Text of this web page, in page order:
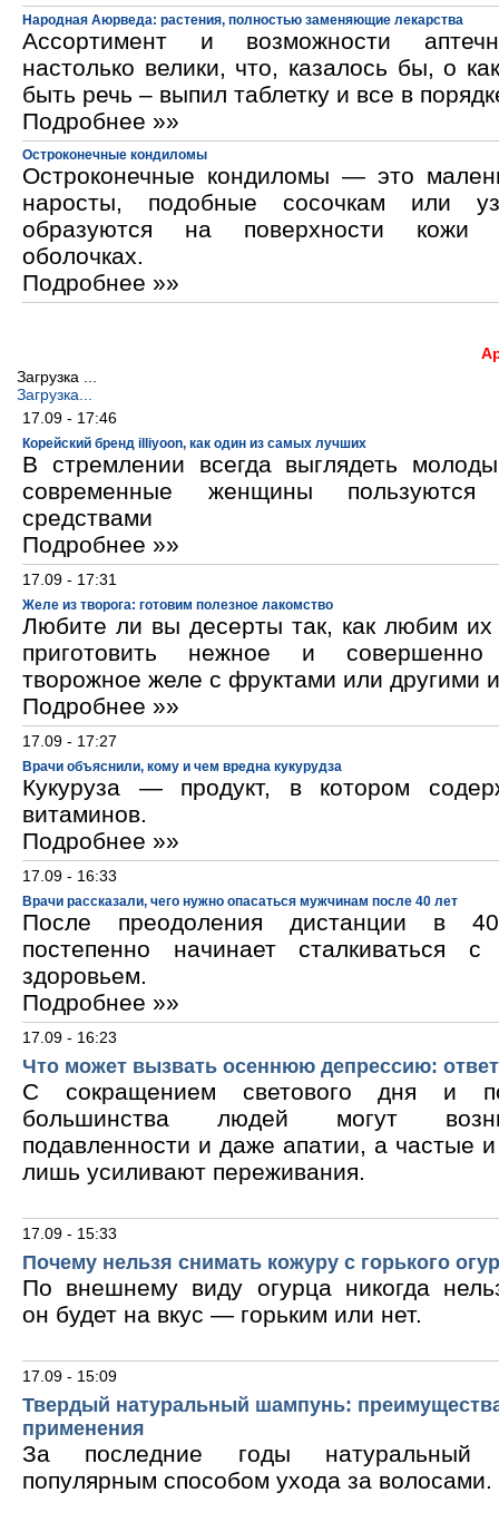
Народная Аюрведа: растения, полностью заменяющие лекарства
Ассортимент и возможности
настолько велики, что, казалось бы, о
быть речь – выпил таблетку и все в
Подробнее »»
Остроконечные кондиломы
Остроконечные кондиломы — это
наросты, подобные сосочкам или
образуются на поверхности кожи
оболочках.
Подробнее »»
Загрузка ...
Загрузка...
17.09 - 17:46
Корейский бренд illiyoon, как один из самых лучших
В стремлении всегда выглядеть
современные женщины пользуются
средствами
Подробнее »»
17.09 - 17:31
Желе из творога: готовим полезное лакомство
Любите ли вы десерты так, как любим
приготовить нежное и
творожное желе с фруктами или другими
Подробнее »»
17.09 - 17:27
Врачи объяснили, кому и чем вредна кукурудза
Кукуруза — продукт, в котором
витаминов.
Подробнее »»
17.09 - 16:33
Врачи рассказали, чего нужно опасаться мужчинам после 40 лет
После преодоления дистанции в
постепенно начинает сталкиваться
здоровьем.
Подробнее »»
17.09 - 16:23
Что может вызвать осеннюю депрессию:
С сокращением светового дня и
большинства людей могут
подавленности и даже апатии, а частые
лишь усиливают переживания.
17.09 - 15:33
Почему нельзя снимать кожуру с горького
По внешнему виду огурца никогда
он будет на вкус — горьким или нет.
17.09 - 15:09
Твердый натуральный шампунь:
применения
За последние годы натуральный
популярным способом ухода за волосами.